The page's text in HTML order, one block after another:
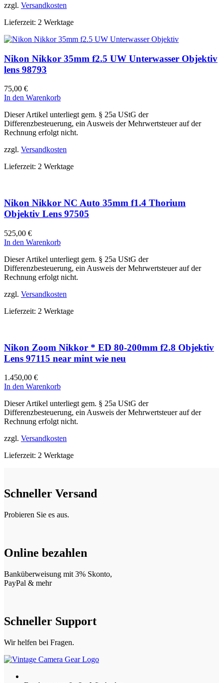
zzgl. Versandkosten
Lieferzeit: 2 Werktage
Nikon Nikkor 35mm f2.5 UW Unterwasser Objektiv
lens 98793
75,00 €
In den Warenkorb
Dieser Artikel unterliegt gem. § 25a UStG der
Differenzbesteuerung, ein Ausweis der Mehrwertsteuer auf der
Rechnung erfolgt nicht.
zzgl. Versandkosten
Lieferzeit: 2 Werktage
Nikon Nikkor NC Auto 35mm f1.4 Thorium
Objektiv Lens 97505
525,00 €
In den Warenkorb
Dieser Artikel unterliegt gem. § 25a UStG der
Differenzbesteuerung, ein Ausweis der Mehrwertsteuer auf der
Rechnung erfolgt nicht.
zzgl. Versandkosten
Lieferzeit: 2 Werktage
Nikon Zoom Nikkor * ED 80-200mm f2.8 Objektiv
Lens 97115 near mint wie neu
1.450,00 €
In den Warenkorb
Dieser Artikel unterliegt gem. § 25a UStG der
Differenzbesteuerung, ein Ausweis der Mehrwertsteuer auf der
Rechnung erfolgt nicht.
zzgl. Versandkosten
Lieferzeit: 2 Werktage
Schneller Versand
Probieren Sie es aus.
Online bezahlen
Banküberweisung mit 3% Skonto,
PayPal & mehr
Schneller Support
Wir helfen bei Fragen.